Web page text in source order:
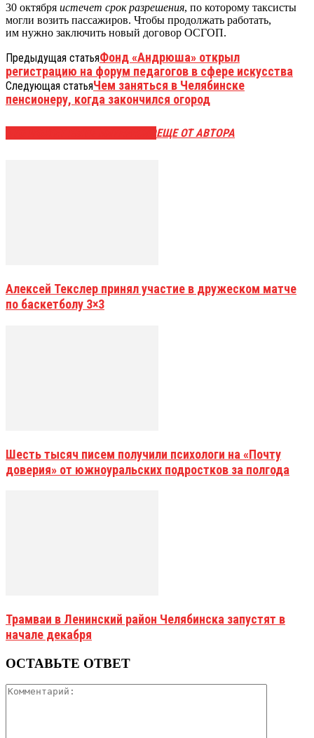
30 октября истечет срок разрешения, по которому таксисты
могли возить пассажиров. Чтобы продолжать работать,
им нужно заключить новый договор ОСГОП.
Предыдущая статьяФонд «Андрюша» открыл
регистрацию на форум педагогов в сфере искусства
Следующая статьяЧем заняться в Челябинске
пенсионеру, когда закончился огород
ЕЩЕ ОТ АВТОРА
Алексей Текслер принял участие в дружеском матче
по баскетболу 3×3
Шесть тысяч писем получили психологи на «Почту
доверия» от южноуральских подростков за полгода
Трамваи в Ленинский район Челябинска запустят в
начале декабря
ОСТАВЬТЕ ОТВЕТ